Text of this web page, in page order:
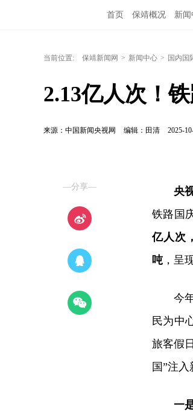
首页 保靖概况 新
当前位置: 保靖新闻网 > 新闻中心 > 国内国
2.13亿人次！
来源：中国新闻央视网 编辑：田清 2025-
—分享— 央
铁路国
亿人次
吨 ，呈
今
民为中
旅客假
国”注入
一